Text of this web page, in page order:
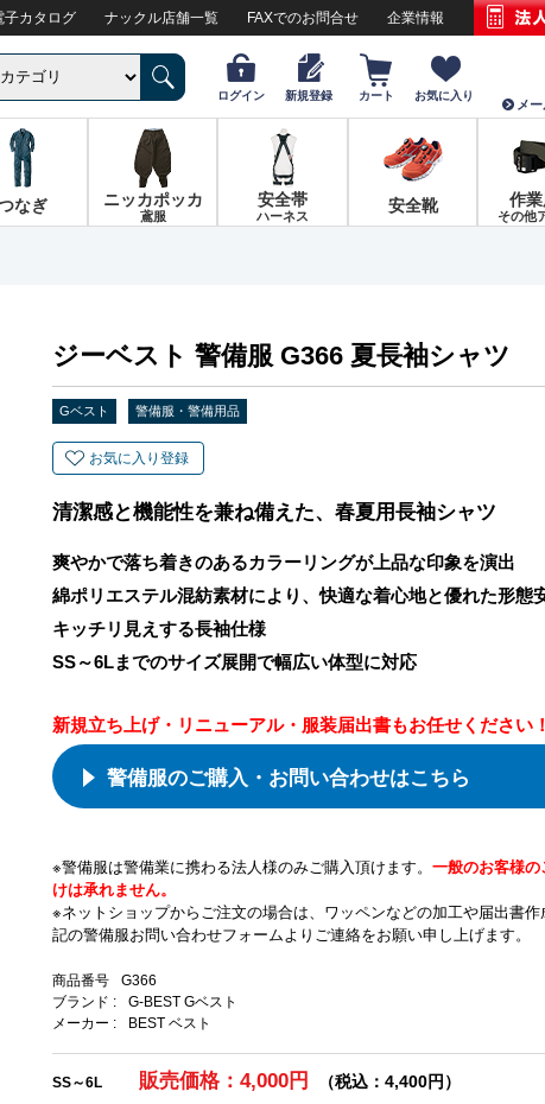
子カタログ ナックル店舗一覧 FAXでのお問合せ 企業情報
ログイン 新規登録 カート お気に入り
メ
なぎ ニッカポッカ
鳶服
安全帯
ハーネス
安全靴 作
その他
ジーベスト 警備服 G366 夏長袖シャツ
Gベスト 警備服・警備用品
お気に入り登録
清潔感と機能性を兼ね備えた、春夏用長袖シャツ
爽やかで落ち着きのあるカラーリングが上品な印象を演出
綿ポリエステル混紡素材により、快適な着心地と優れた形態
キッチリ見えする長袖仕様
SS～6Lまでのサイズ展開で幅広い体型に対応
新規立ち上げ・リニューアル・服装届出書もお任せください！
警備服のご購入・お問い合わせはこちら
※警備服は警備業に携わる法人様のみご購入頂けます。 一般のお客様
けは承れません。
※ネットショップからご注文の場合は、ワッペンなどの加工や届出書
記の警備服お問い合わせフォームよりご連絡をお願い申し上げます。
商品番号
G366
ブランド :
G-BEST Gベスト
メーカー :
BEST ベスト
SS～6L 販売価格：4,000円 （税込：4,400円）